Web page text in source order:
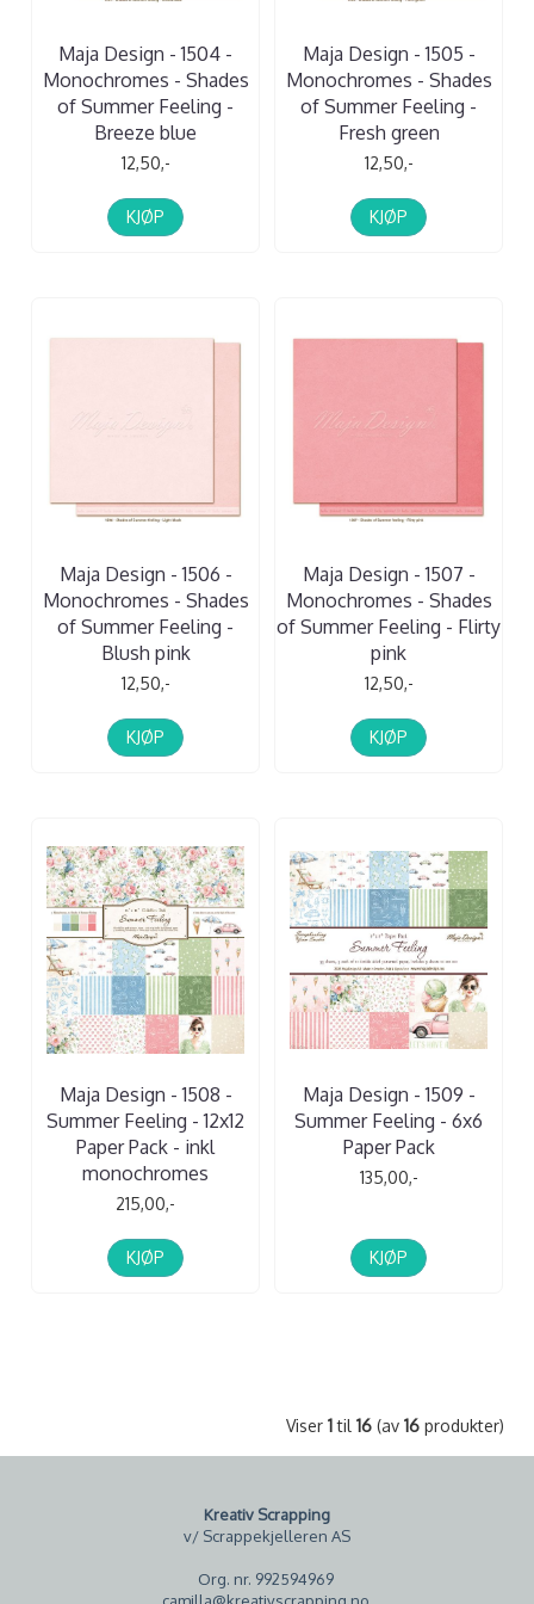
Maja Design - 1504 -
Monochromes - Shades
of Summer Feeling -
Breeze blue
12,50,-
KJØP
Maja Design - 1505 -
Monochromes - Shades
of Summer Feeling -
Fresh green
12,50,-
KJØP
Maja Design - 1506 -
Monochromes - Shades
of Summer Feeling -
Blush pink
12,50,-
KJØP
Maja Design - 1507 -
Monochromes - Shades
of Summer Feeling - Flirty
pink
12,50,-
KJØP
Maja Design - 1508 -
Summer Feeling - 12x12
Paper Pack - inkl
monochromes
215,00,-
KJØP
Maja Design - 1509 -
Summer Feeling - 6x6
Paper Pack
135,00,-
KJØP
Viser 1til 16 (av 16 produkter)
Kreativ Scrapping
v/ Scrappekjelleren AS
Org. nr. 992594969